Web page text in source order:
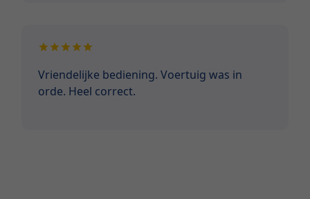
Vriendelijke bediening. Voertuig was in
orde. Heel correct.